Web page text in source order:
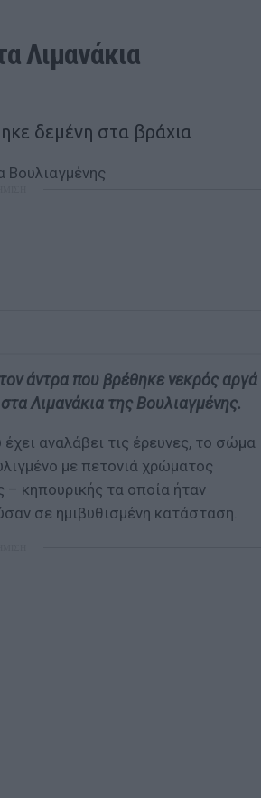
Λιμανάκια
δεμένη στα βράχια
άντρα που βρέθηκε νεκρός αργά
Λιμανάκια της Βουλιαγμένης.
αναλάβει τις έρευνες, το σώμα
με πετονιά χρώματος
– κηπουρικής τα οποία ήταν
σε ημιβυθισμένη κατάσταση.